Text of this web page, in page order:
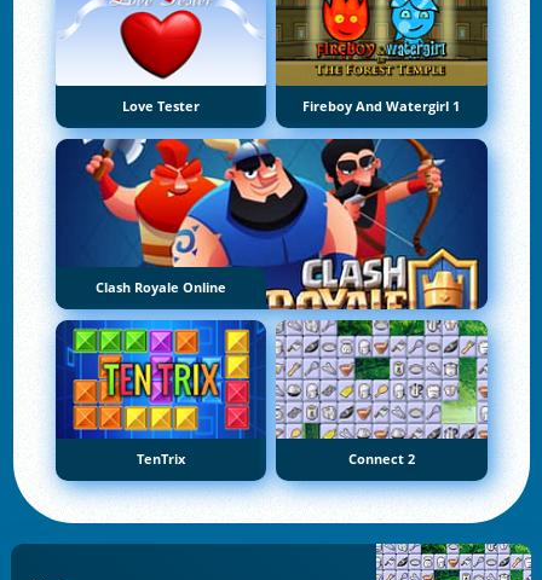
Love Tester Fireboy And Watergirl 1
Clash Royale Online
TenTrix Connect 2